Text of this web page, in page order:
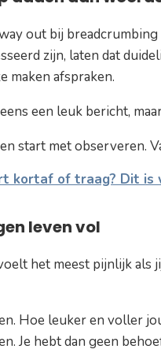
out bij
zijn, laten dat
maken afspraken.
een leuk bericht,
start met observeren.
kortaf of traag? Dit is
leven vol
het meest pijnlijk als
Hoe leuker en voller
Je hebt dan geen